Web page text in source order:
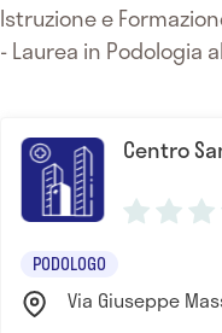
Istruzione e
- Laurea in Podologia
Centro
PODOLOGO
Via Giuseppe